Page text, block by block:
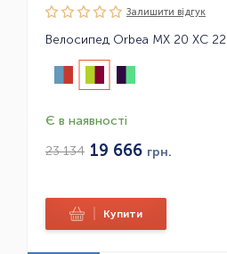
Залишити вiдгук
Велосипед Orbea MX 20 XC 22
Є в наявності
23 134 19 666 грн.
Купити